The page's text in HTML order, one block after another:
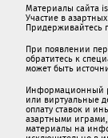
Материалы сайта
Участие в
Придерживайтесь
При появлении
обратитесь к
может быть
Информационный
или виртуальные
oплaту ставок и
азартными
материалы на